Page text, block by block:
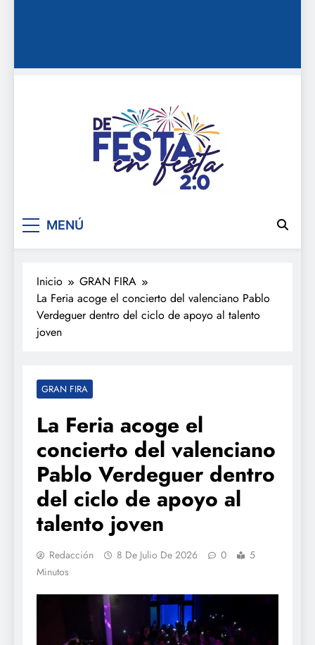
De festa en festa 2.0
MENÚ
Inicio
GRAN FIRA
La Feria acoge el concierto del valenciano Pablo
Verdeguer dentro del ciclo de apoyo al talento
joven
GRAN FIRA
La Feria acoge el
concierto del valenciano
Pablo Verdeguer dentro
del ciclo de apoyo al
talento joven
Redacción 8 De Julio De 2026 0
5
Minutos